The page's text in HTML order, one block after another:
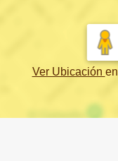
Ver Ubicación en